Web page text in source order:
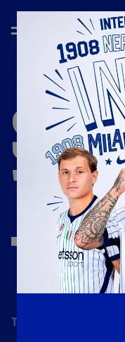
'24/
Tutte le notizie